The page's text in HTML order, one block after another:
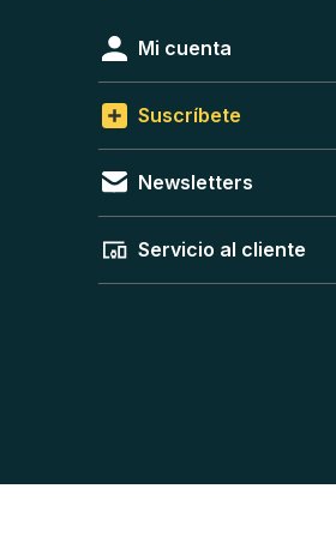
Mi cuenta
Suscríbete
Newsletters
Servicio al cliente